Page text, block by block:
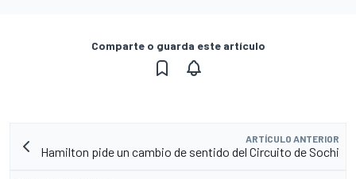
Comparte o guarda este artículo
ARTÍCULO ANTERIOR
Hamilton pide un cambio de sentido del Circuito de Sochi